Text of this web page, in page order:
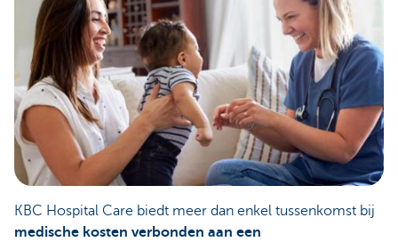
KBC Hospital Care biedt meer dan enkel tussenkomst bij
medische kosten verbonden aan een